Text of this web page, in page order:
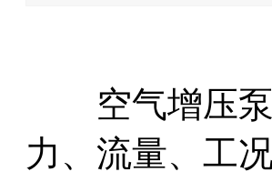
空气增压泵
力、流量、工